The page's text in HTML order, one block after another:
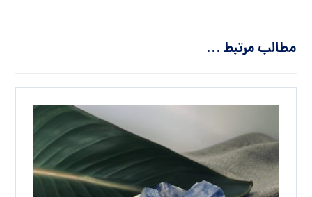
مطالب مرتبط ...